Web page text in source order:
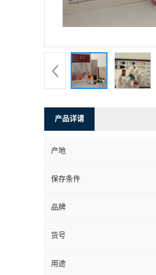
产品详请
产地
保存条件
品牌
货号
用途